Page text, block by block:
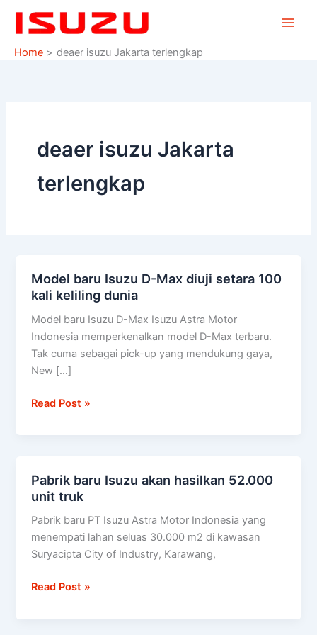
Home
deaer isuzu Jakarta terlengkap
deaer isuzu Jakarta
terlengkap
Model baru Isuzu D-Max diuji setara 100
kali keliling dunia
Model baru Isuzu D-Max Isuzu Astra Motor
Indonesia memperkenalkan model D-Max terbaru.
Tak cuma sebagai pick-up yang mendukung gaya,
New […]
Model
baru
Isuzu
D-
Max
diuji
100
Read Post »
Pabrik baru Isuzu akan hasilkan 52.000
unit truk
Pabrik baru PT Isuzu Astra Motor Indonesia yang
menempati lahan seluas 30.000 m2 di kawasan
Suryacipta City of Industry, Karawang,
Pabrik
baru
Isuzu
hasilkan
unit
Read Post »